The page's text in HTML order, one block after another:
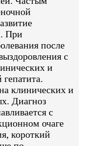
При
после
с
и
клинических и
Диагноз
с
очаге
короткий